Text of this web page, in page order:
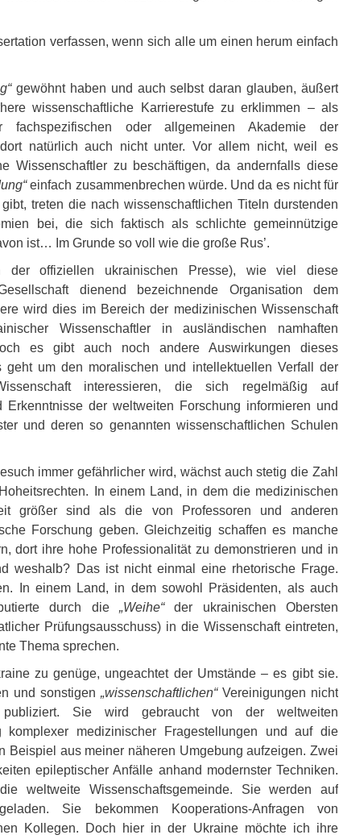
verfassen, wenn sich alle um einen herum einfach
gewöhnt haben und auch selbst daran glauben, äußert
wissenschaftliche Karrierestufe zu erklimmen – als
fachspezifischen oder allgemeinen Akademie der
natürlich auch nicht unter. Vor allem nicht, weil es
Wissenschaftler zu beschäftigen, da andernfalls diese
einfach zusammenbrechen würde. Und da es nicht für
treten die nach wissenschaftlichen Titeln durstenden
bei, die sich faktisch als schlichte gemeinnützige
ist… Im Grunde so voll wie die große Rus’.
offiziellen ukrainischen Presse), wie viel diese
dienend bezeichnende Organisation dem
wird dies im Bereich der medizinischen Wissenschaft
Wissenschaftler in ausländischen namhaften
es gibt auch noch andere Auswirkungen dieses
geht um den moralischen und intellektuellen Verfall der
interessieren, die sich regelmäßig auf
der weltweiten Forschung informieren und
und deren so genannten wissenschaftlichen Schulen
immer gefährlicher wird, wächst auch stetig die Zahl
In einem Land, in dem die medizinischen
größer sind als die von Professoren und anderen
Forschung geben. Gleichzeitig schaffen es manche
dort ihre hohe Professionalität zu demonstrieren und in
weshalb? Das ist nicht einmal eine rhetorische Frage.
In einem Land, in dem sowohl Präsidenten, als auch
durch die„Weihe“der ukrainischen Obersten
Prüfungsausschuss) in die Wissenschaft eintreten,
Thema sprechen.
zu genüge, ungeachtet der Umstände – es gibt sie.
und sonstigen „wissenschaftlichen“Vereinigungen nicht
Sie wird gebraucht von der weltweiten
medizinischer Fragestellungen und auf die
aus meiner näheren Umgebung aufzeigen. Zwei
epileptischer Anfälle anhand modernster Techniken.
weltweite Wissenschaftsgemeinde. Sie werden auf
Sie bekommen Kooperations-Anfragen von
Kollegen. Doch hier in der Ukraine möchte ich ihre